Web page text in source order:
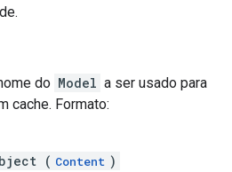
do Model a ser usado para
cache. Formato:
( Content )